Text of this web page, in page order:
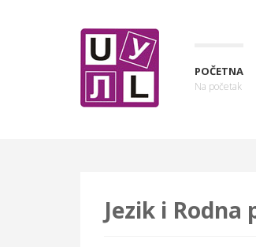
POČETNA
Na početak
Jezik i